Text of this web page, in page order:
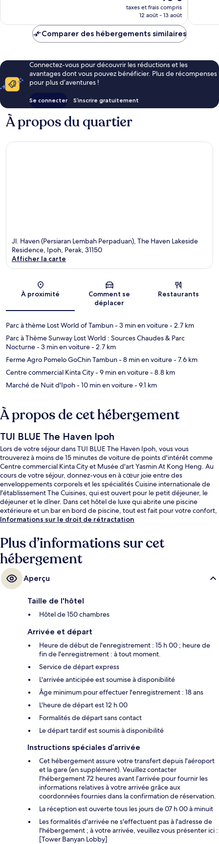
nouveau
prix
de
taxes et frais compris
12 août - 13 août
Comparer des hébergements similaires
Connectez-vous pour découvrir les réductions et les
avantages dont vous pouvez bénéficier. Plus de récompenses
pour plus d’aventures !
Se connecter S’inscrire gratuitement
À propos du quartier
Jl. Haven (Persiaran Lembah Perpaduan), The Haven Lakeside
Residence, Ipoh, Perak, 31150
Afficher la carte
À proximité
Comment se
déplacer
Restaurants
Parc à thème Lost World of Tambun- 3 min en voiture- 2.7 km
Parc à Thème Sunway Lost World : Sources Chaudes & Parc
Nocturne- 3 min en voiture- 2.7 km
Ferme Agro Pomelo GoChin Tambun- 8 min en voiture- 7.6 km
Centre commercial Kinta City- 9 min en voiture- 8.8 km
Marché de Nuit d'Ipoh- 10 min en voiture- 9.1 km
À propos de cet hébergement
TUI BLUE The Haven Ipoh
Lors de votre séjour dans TUI BLUE The Haven Ipoh, vous vous
trouverez à moins de 15 minutes de voiture de points d'intérêt comme
Centre commercial Kinta City et Musée d'art Yasmin At Kong Heng. Au
cours de votre séjour, donnez-vous en à cœur joie entre des
enveloppements corporels et les spécialités Cuisine internationale de
l'établissement The Cuisines, qui est ouvert pour le petit déjeuner, le
déjeuner et le dîner. Dans cet hôtel de luxe qui abrite une piscine
extérieure et un bar en bord de piscine, tout est fait pour votre confort,
puisque chaque chambre est équipée d'un réfrigérateur et d'un micro-
Informations sur le droit de rétractation
Plus d’informations sur cet
hébergement
Aperçu
Taille de l'hôtel
Hôtel de 150 chambres
Arrivée et départ
Heure de début de l'enregistrement : 15 h 00 ; heure de
fin de l'enregistrement : à tout moment.
Service de départ express
L'arrivée anticipée est soumise à disponibilité
Âge minimum pour effectuer l'enregistrement : 18 ans
L'heure de départ est 12 h 00
Formalités de départ sans contact
Le départ tardif est soumis à disponibilité
Instructions spéciales d’arrivée
Cet hébergement assure votre transfert depuis l'aéroport
et la gare (en supplément). Veuillez contacter
l'hébergement 72 heures avant l’arrivée pour fournir les
informations relatives à votre arrivée grâce aux
coordonnées fournies dans la confirmation de réservation.
La réception est ouverte tous les jours de 07 h 00 à minuit
Les formalités d'arrivée ne s'effectuent pas à l'adresse de
l'hébergement ; à votre arrivée, veuillez vous présenter ici :
[Tower Banyan Lobby]